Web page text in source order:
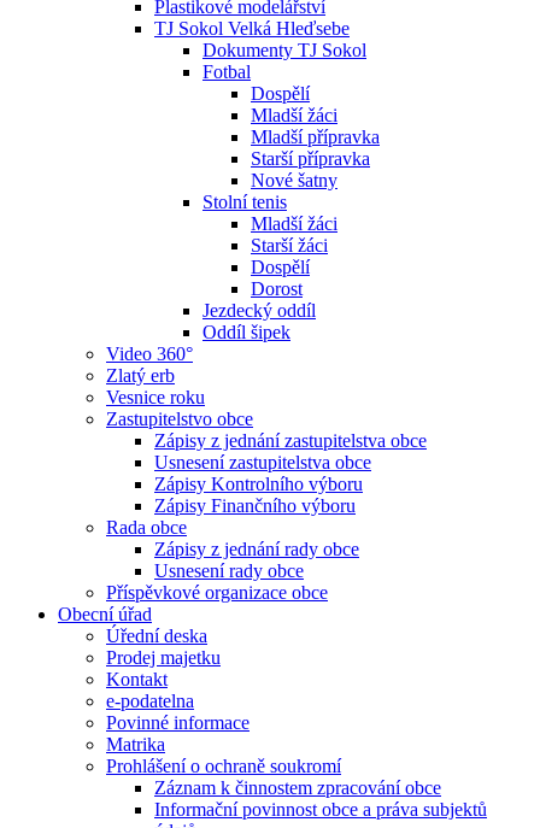
Plastikové modelářství
TJ Sokol Velká Hleďsebe
Dokumenty TJ Sokol
Fotbal
Dospělí
Mladší žáci
Mladší přípravka
Starší přípravka
Nové šatny
Stolní tenis
Mladší žáci
Starší žáci
Dospělí
Dorost
Jezdecký oddíl
Oddíl šipek
Video 360°
Zlatý erb
Vesnice roku
Zastupitelstvo obce
Zápisy z jednání zastupitelstva obce
Usnesení zastupitelstva obce
Zápisy Kontrolního výboru
Zápisy Finančního výboru
Rada obce
Zápisy z jednání rady obce
Usnesení rady obce
Příspěvkové organizace obce
Obecní úřad
Úřední deska
Prodej majetku
Kontakt
e-podatelna
Povinné informace
Matrika
Prohlášení o ochraně soukromí
Záznam k činnostem zpracování obce
Informační povinnost obce a práva subjektů